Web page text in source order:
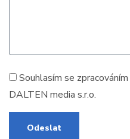
Souhlasím se zpracováním
DALTEN media s.r.o.
Odeslat